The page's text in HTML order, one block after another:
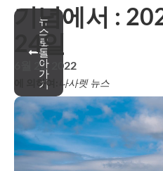
뉴
스
로
돌
아
가
기
기념에서 :
24일
6월 22, 2022
에 의하여: 나사렛 뉴스